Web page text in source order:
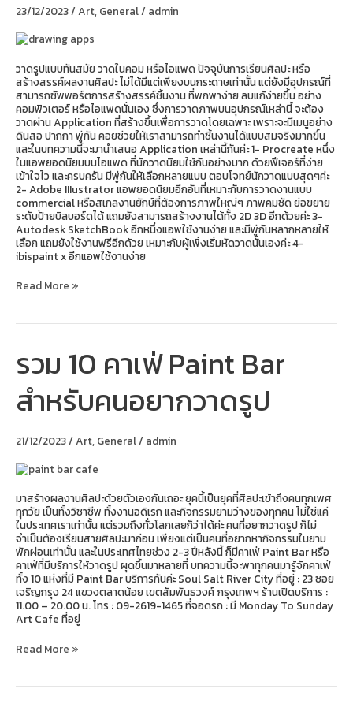
23/12/2023/Art, General/ admin
วาดรูปแบบทันสมัย วาดในคอม หรือไอแพด ปัจจุบันการเรียนศิลปะ หรือ
สร้างสรรค์ผลงานศิลปะ ไม่ได้มีแต่เพียงบนกระดาษเท่านั้น แต่ยังมีอุปกรณ์ที่
สามารถซัพพอร์ตการสร้างสรรค์ชิ้นงาน ที่พกพาง่าย ลบแก้ง่ายขึ้น อย่าง
คอมพิวเตอร์ หรือไอแพดนั่นเอง ซึ่งการวาดภาพบนอุปกรณ์เหล่านี้ จะต้อง
วาดผ่าน Application ที่สร้างขึ้นเพื่อการวาดโดยเฉพาะ เพราะจะมีเมนูอย่าง
ดินสอ ปากกา พู่กัน คอยช่วยให้เราสามารถทำชิ้นงานได้แบบสมจริงมากขึ้น
และในบทความนี้จะมานำเสนอ Application เหล่านี้กันค่ะ 1- Procreate หนึ่ง
ในแอพยอดนิยมบนไอแพด ที่นักวาดนิยมใช้กันอย่างมาก ด้วยฟีเจอร์ที่ง่าย
เข้าใจไว และครบครัน มีพู่กันให้เลือกหลายแบบ ตอบโจทย์นักวาดแบบสุดๆค่ะ
2- Adobe IIIustrator แอพยอดนิยมอีกอันที่เหมาะกับการวาดงานแบบ
commercial หรือสเกลงานยักษ์ที่ต้องการภาพใหญ่ๆ ภาพคมชัด ย่อขยาย
ระดับป้ายบิลบอร์ดได้ แถมยังสามารถสร้างงานได้ทั้ง 2D 3D อีกด้วยค่ะ 3-
Autodesk SketchBook อีกหนึ่งแอพใช้งานง่าย และมีพู่กันหลากหลายให้
เลือก แถมยังใช้งานฟรีอีกด้วย เหมาะกับผู้เพิ่งเริ่มหัดวาดนั่นเองค่ะ 4-
ibispaint x อีกแอพใช้งานง่าย
คอม
ใน
ถือ
แบบ
ฟินๆ
Read More »
รวม 10 คาเฟ่ Paint Bar
สำหรับคนอยากวาดรูป
21/12/2023/Art, General/ admin
มาสร้างผลงานศิลปะด้วยตัวเองกันเถอะ ยุคนี้เป็นยุคที่ศิลปะเข้าถึงคนทุกเพศ
ทุกวัย เป็นทั้งวิชาชีพ ทั้งงานอดิเรก และกิจกรรมยามว่างของทุกคน ไม่ใช่แค่
ในประเทศเราเท่านั้น แต่รวมถึงทั่วโลกเลยก็ว่าได้ค่ะ คนที่อยากวาดรูป ก็ไม่
จำเป็นต้องเรียนสายศิลปะมาก่อน เพียงแต่เป็นคนที่อยากหากิจกรรมในยาม
พักผ่อนเท่านั้น และในประเทศไทยช่วง 2-3 ปีหลังนี้ ก็มีคาเฟ่ Paint Bar หรือ
คาเฟ่ที่มีบริการให้วาดรูป ผุดขึ้นมาหลายที่ บทความนี้จะพาทุกคนมารู้จักคาเฟ่
ทั้ง 10 แห่งที่มี Paint Bar บริการกันค่ะ Soul Salt River City ที่อยู่ : 23 ซอย
เจริญกรุง 24 แขวงตลาดน้อย เขตสัมพันธวงศ์ กรุงเทพฯ ร้านเปิดบริการ :
11.00 – 20.00 น. โทร : 09-2619-1465 ที่จอดรถ : มี Monday To Sunday
Art Cafe ที่อยู่
10
คาเฟ่
Paint
Bar
อยาก
รูป
Read More »